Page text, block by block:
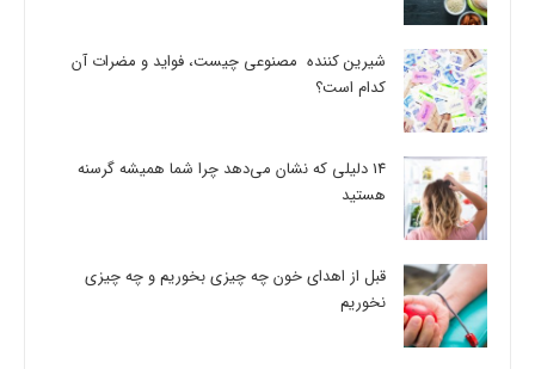
شیرین کننده مصنوعی چیست، فواید و مضرات آن
کدام است؟
14 دلیلی که نشان می‌دهد چرا شما همیشه گرسنه
هستید
قبل از اهدای خون چه چیزی بخوریم و چه چیزی
نخوریم